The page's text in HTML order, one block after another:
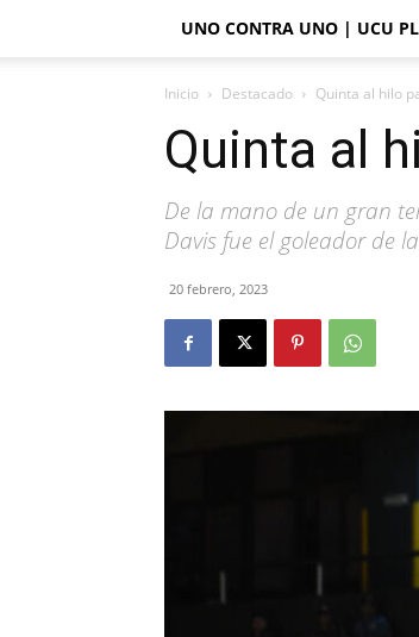
UNO CONTRA UNO | UCU
Inicio Destacado Quinta al hilo
Quinta al
De la mano de un gran
Davis fue el goleador de
20 febrero, 2023